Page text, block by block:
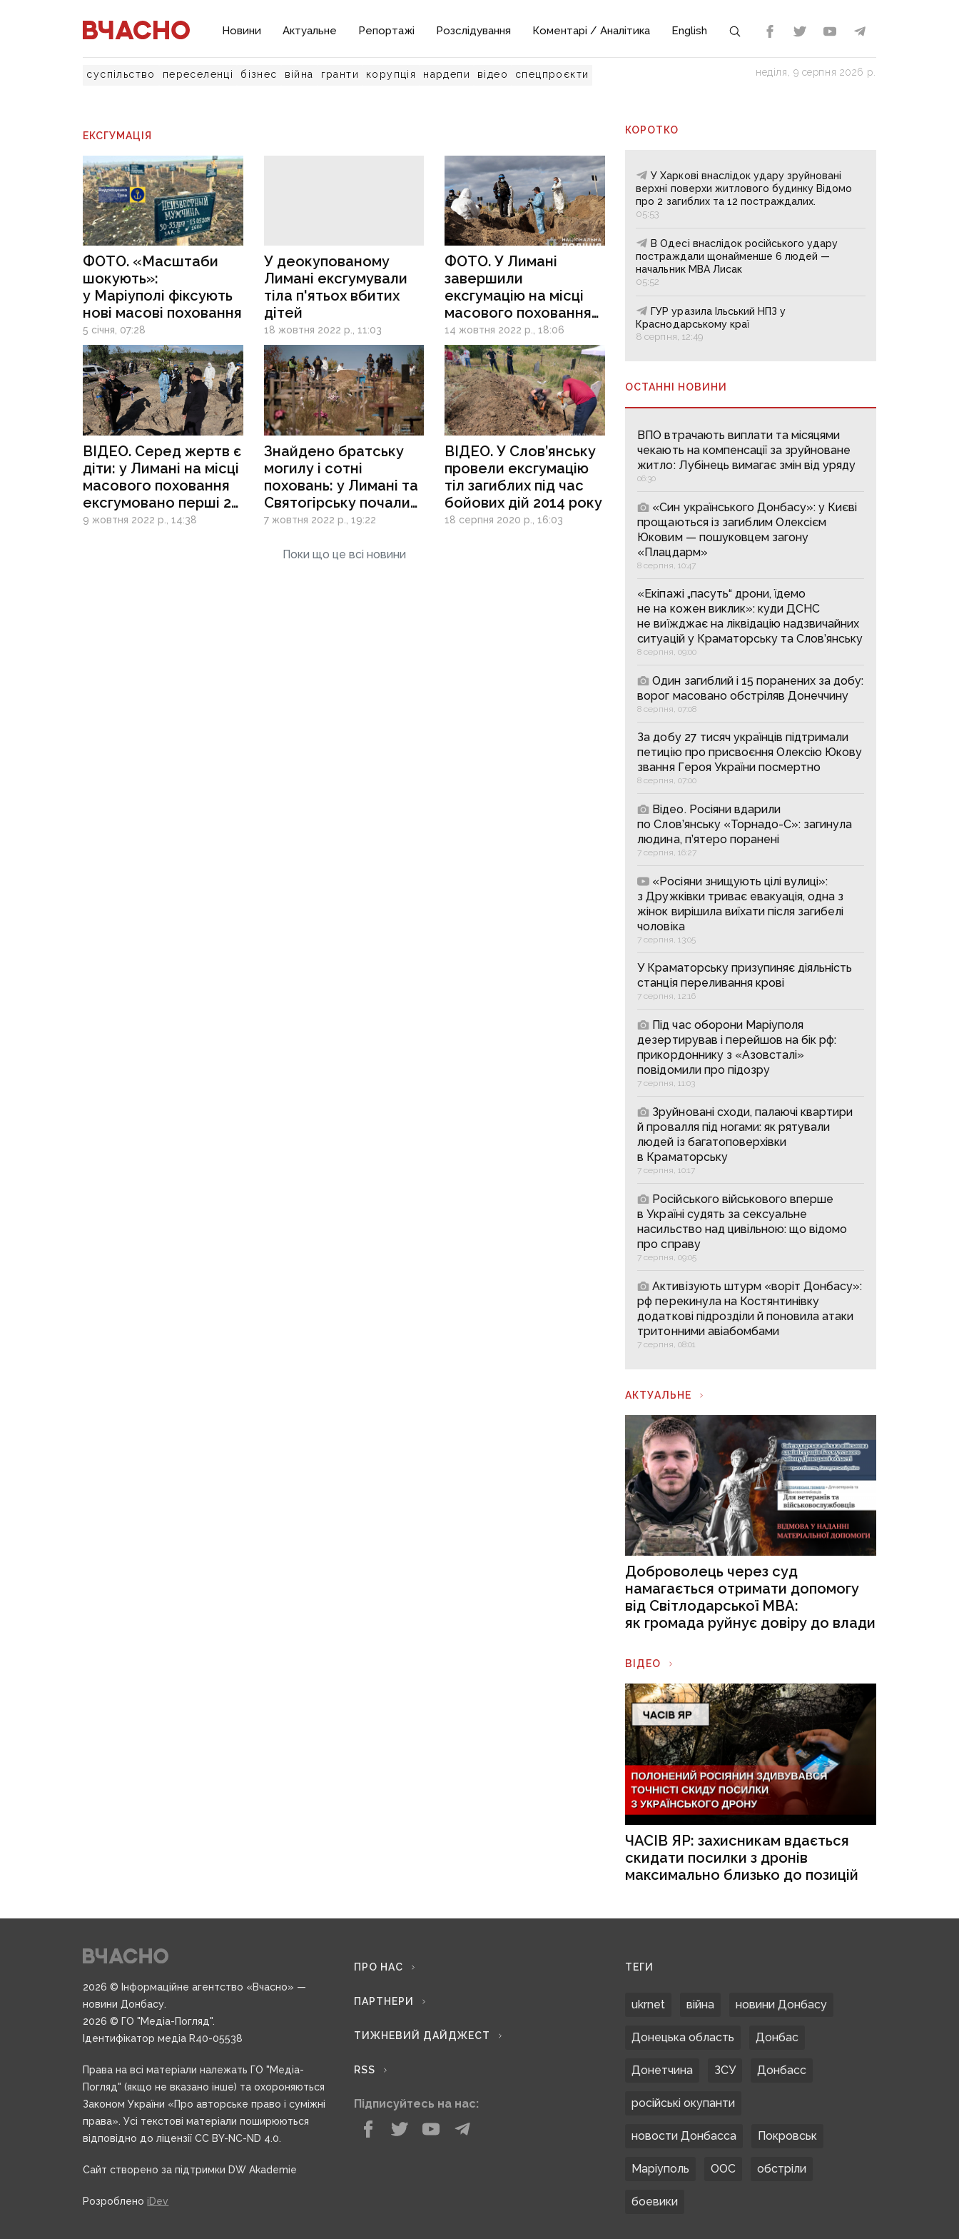
Новини Актуальне Репортажі Розслідування Коментарі / Аналітика English
суспільство переселенці бізнес війна гранти корупція нардепи відео спецпроєкти неділя, 9 серпня 2026 р.
ЕКСГУМАЦІЯ
ФОТО. «Масштаби
шокують»:
у Маріуполі фіксують
нові масові поховання
5 січня, 07:28
У деокупованому
Лимані ексгумували
тіла п'ятьох вбитих
дітей
18 жовтня 2022 р., 11:03
ФОТО. У Лимані
завершили
ексгумацію на місці
масового поховання
українських
військових
14 жовтня 2022 р., 18:06
ВІДЕО. Серед жертв є
діти: у Лимані на місці
масового поховання
ексгумовано перші 20
тіл
9 жовтня 2022 р., 14:38
Знайдено братську
могилу і сотні
поховань: у Лимані та
Святогірську почали
ексгумацію тіл
7 жовтня 2022 р., 19:22
ВІДЕО. У Слов’янську
провели ексгумацію
тіл загиблих під час
бойових дій 2014 року
18 серпня 2020 р., 16:03
Поки що це всі новини
КОРОТКО
У Харкові внаслідок удару зруйновані
верхні поверхи житлового будинку Відомо
про 2 загиблих та 12 постраждалих.
05:53
В Одесі внаслідок російського удару
постраждали щонайменше 6 людей —
начальник МВА Лисак
05:52
ГУР уразила Ільський НПЗ у
Краснодарському краї
8 серпня, 12:49
ОСТАННІ НОВИНИ
ВПО втрачають виплати та місяцями
чекають на компенсації за зруйноване
житло: Лубінець вимагає змін від уряду
06:30
«Син українського Донбасу»: у Києві
прощаються із загиблим Олексієм
Юковим — пошуковцем загону
«Плацдарм»
8 серпня, 10:47
«Екіпажі „пасуть“ дрони, їдемо
не на кожен виклик»: куди ДСНС
не виїжджає на ліквідацію надзвичайних
ситуацій у Краматорську та Слов’янську
8 серпня, 09:00
Один загиблий і 15 поранених за добу:
ворог масовано обстріляв Донеччину
8 серпня, 07:08
За добу 27 тисяч українців підтримали
петицію про присвоєння Олексію Юкову
звання Героя України посмертно
8 серпня, 07:00
Відео. Росіяни вдарили
по Слов’янську «Торнадо-С»: загинула
людина, п’ятеро поранені
7 серпня, 16:27
«Росіяни знищують цілі вулиці»:
з Дружківки триває евакуація, одна з
жінок вирішила виїхати після загибелі
чоловіка
7 серпня, 13:05
У Краматорську призупиняє діяльність
станція переливання крові
7 серпня, 12:16
Під час оборони Маріуполя
дезертирував і перейшов на бік рф:
прикордоннику з «Азовсталі»
повідомили про підозру
7 серпня, 11:03
Зруйновані сходи, палаючі квартири
й провалля під ногами: як рятували
людей із багатоповерхівки
в Краматорську
7 серпня, 10:17
Російського військового вперше
в Україні судять за сексуальне
насильство над цивільною: що відомо
про справу
7 серпня, 09:05
Активізують штурм «воріт Донбасу»:
рф перекинула на Костянтинівку
додаткові підрозділи й поновила атаки
тритонними авіабомбами
7 серпня, 08:01
АКТУАЛЬНЕ
Доброволець через суд
намагається отримати допомогу
від Світлодарської МВА:
як громада руйнує довіру до влади
ВІДЕО
ЧАСІВ ЯР: захисникам вдається
скидати посилки з дронів
максимально близько до позицій
2026 © Інформаційне агентство «Вчасно» —
новини Донбасу.
2026 © ГО "Медіа-Погляд".
Ідентифікатор медіа R40-05538
Права на всі матеріали належать ГО "Медіа-
Погляд" (якщо не вказано інше) та охороняються
Законом України «Про авторське право і суміжні
права». Усі текстові матеріали поширюються
відповідно до ліцензії CC BY-NC-ND 4.0.
Сайт створено за підтримки DW Akademie
Розроблено iDev
ПРО НАС
ПАРТНЕРИ
ТИЖНЕВИЙ ДАЙДЖЕСТ
RSS
Підписуйтесь на нас:
ТЕГИ
ukrnet війна новини Донбасу
Донецька область Донбас
Донетчина ЗСУ Донбасс
російські окупанти
новости Донбасса Покровськ
Маріуполь ООС обстріли
боевики